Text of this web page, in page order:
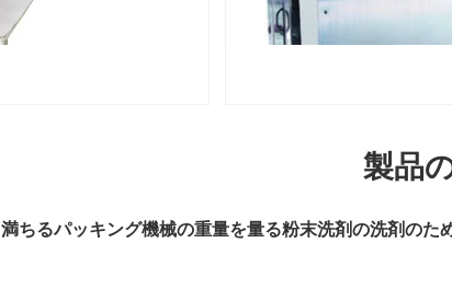
製品
満ちるパッキング機械の重量を量る粉末洗剤の洗剤のた